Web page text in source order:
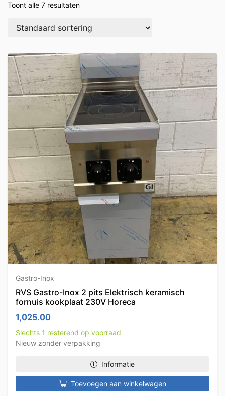
Toont alle 7 resultaten
Gastro-Inox
RVS Gastro-Inox 2 pits Elektrisch keramisch
fornuis kookplaat 230V Horeca
1,025.00
Slechts 1 resterend op voorraad
Nieuw zonder verpakking
Informatie
Toevoegen aan winkelwagen